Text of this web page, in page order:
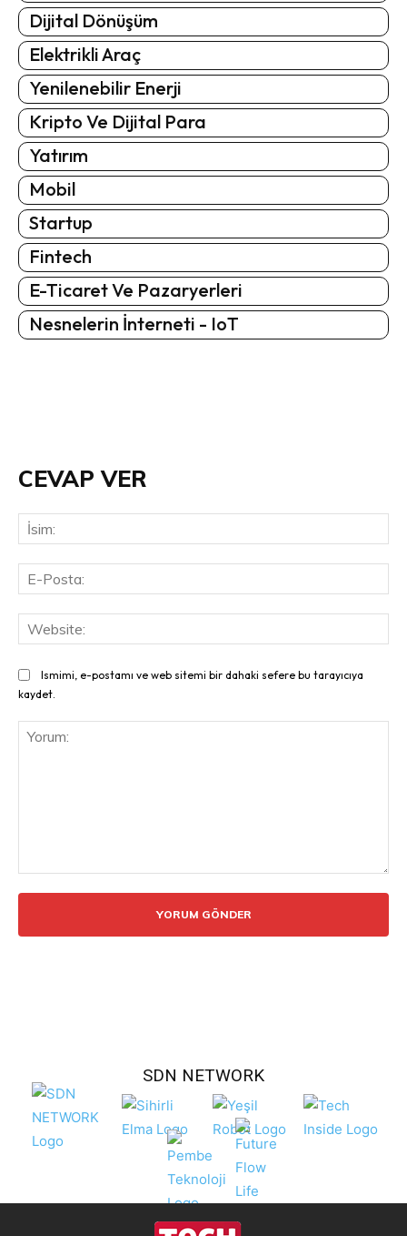
Dijital Dönüşüm
Elektrikli Araç
Yenilenebilir Enerji
Kripto Ve Dijital Para
Yatırım
Mobil
Startup
Fintech
E-Ticaret Ve Pazaryerleri
Nesnelerin İnterneti - IoT
CEVAP VER
Ismimi, e-postamı ve web sitemi bir dahaki sefere bu tarayıcıya
kaydet.
SDN NETWORK